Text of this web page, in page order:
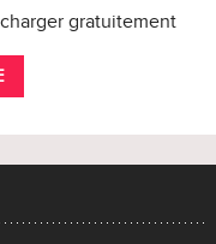
gratuitement